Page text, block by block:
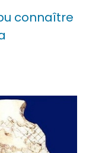
connaître